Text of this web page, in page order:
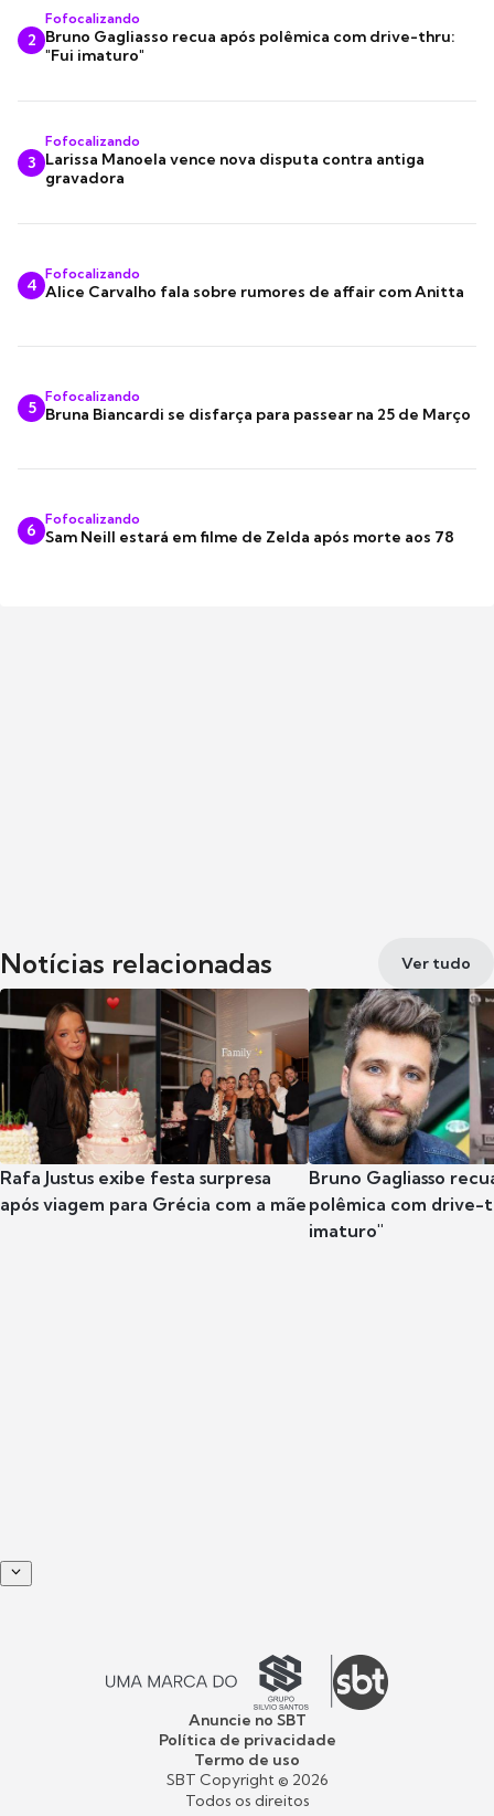
2
Fofocalizando
Bruno Gagliasso recua após polêmica com drive-thru:
"Fui imaturo"
3
Fofocalizando
Larissa Manoela vence nova disputa contra antiga
gravadora
4
Fofocalizando
Alice Carvalho fala sobre rumores de affair com Anitta
5
Fofocalizando
Bruna Biancardi se disfarça para passear na 25 de Março
6
Fofocalizando
Sam Neill estará em filme de Zelda após morte aos 78
Notícias relacionadas Ver tudo
Rafa Justus exibe festa surpresa
após viagem para Grécia com a mãe
Bruno Gagliasso
polêmica com drive-
imaturo"
Anuncie no SBT
Política de privacidade
Termo de uso
SBT Copyright © 2026
Todos os direitos